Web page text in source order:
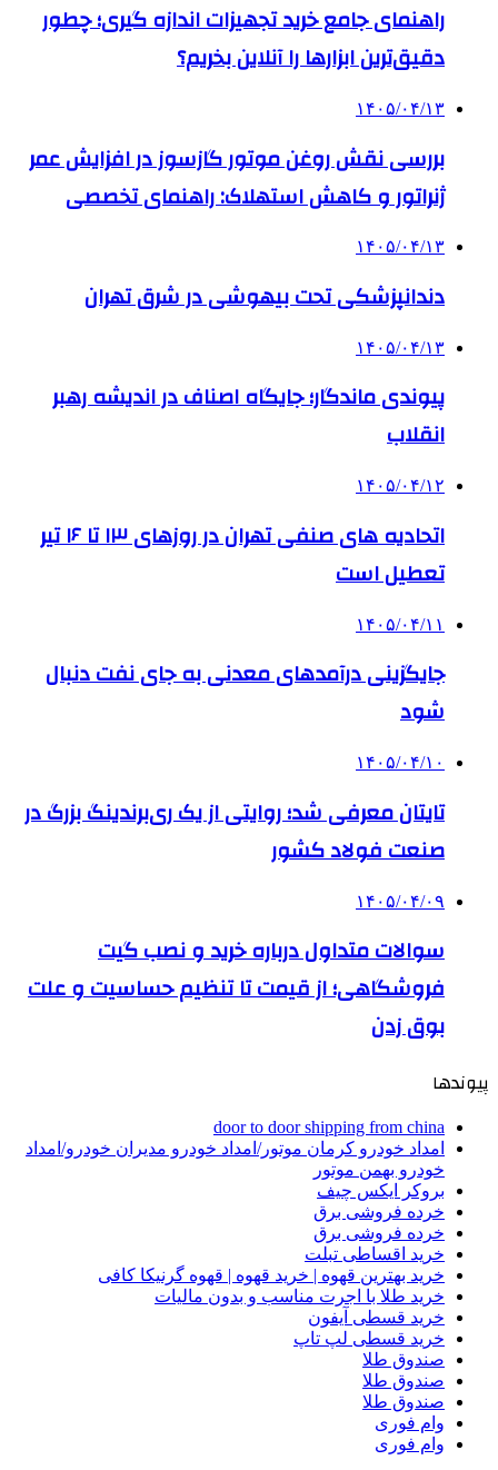
راهنمای جامع خرید تجهیزات اندازه گیری؛ چطور
دقیق‌ترین ابزارها را آنلاین بخریم؟
۱۴۰۵/۰۴/۱۳
بررسی نقش روغن موتور گازسوز در افزایش عمر
ژنراتور و کاهش استهلاک: راهنمای تخصصی
۱۴۰۵/۰۴/۱۳
دندانپزشکی تحت بیهوشی در شرق تهران
۱۴۰۵/۰۴/۱۳
پیوندی ماندگار؛ جایگاه اصناف در اندیشه رهبر
انقلاب
۱۴۰۵/۰۴/۱۲
اتحادیه های صنفی تهران در روزهای ۱۳ تا ۱۶ تیر
تعطیل است
۱۴۰۵/۰۴/۱۱
جایگزینی درآمدهای معدنی به جای نفت دنبال
شود
۱۴۰۵/۰۴/۱۰
تایتان معرفی شد؛ روایتی از یک ری‌برندینگ بزرگ در
صنعت فولاد کشور
۱۴۰۵/۰۴/۰۹
سوالات متداول درباره خرید و نصب گیت
فروشگاهی؛ از قیمت تا تنظیم حساسیت و علت
بوق زدن
پیوندها
door to door shipping from china
امداد خودرو کرمان موتور/امداد خودرو مدیران خودرو/امداد
خودرو بهمن موتور
بروکر ایکس چیف
خرده فروشی برق
خرده فروشی برق
خرید اقساطی تبلت
خرید بهترین قهوه | خرید قهوه | قهوه گرنیکا کافی
خرید طلا با اجرت مناسب و بدون مالیات
خرید قسطی آیفون
خرید قسطی لپ تاپ
صندوق طلا
صندوق طلا
صندوق طلا
وام فوری
وام فوری